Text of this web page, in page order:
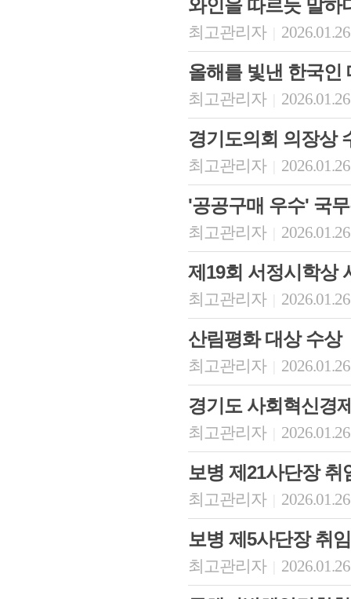
와인을 따르듯 말하
최고관리자
올해를 빛낸 한국인
최고관리자
경기도의회 의장상
최고관리자
'공공구매 우수' 국
최고관리자
제19회 서정시학상
최고관리자
산림평화 대상 수상
최고관리자
경기도 사회혁신경
최고관리자
보병 제21사단장 취
최고관리자
보병 제5사단장 취임
최고관리자